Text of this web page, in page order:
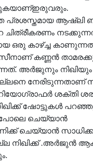
പ്രശസ്തമായ
ചിത്രീകരണം
ഒരു കാഴ്ച്ച
കണ്ണൻ
അർജുനും
നേരിടുന്നതാണ്
ശക്തി
ഷോട്ടുകൾ
ചെയ്യാൻ
ചെയ്യാൻ
നിഖിക്ക് .അർജുൻ